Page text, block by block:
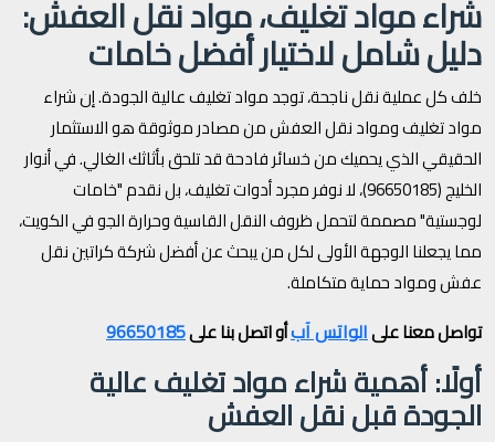
شراء مواد تغليف، مواد نقل العفش:
دليل شامل لاختيار أفضل خامات
خلف كل عملية نقل ناجحة، توجد مواد تغليف عالية الجودة. إن شراء
مواد تغليف ومواد نقل العفش من مصادر موثوقة هو الاستثمار
الحقيقي الذي يحميك من خسائر فادحة قد تلحق بأثاثك الغالي. في أنوار
الخليج (96650185)، لا نوفر مجرد أدوات تغليف، بل نقدم "خامات
لوجستية" مصممة لتحمل ظروف النقل القاسية وحرارة الجو في الكويت،
مما يجعلنا الوجهة الأولى لكل من يبحث عن أفضل شركة كراتين نقل
عفش ومواد حماية متكاملة.
تواصل معنا علىالواتس آبأو اتصل بنا على96650185
أولًا: أهمية شراء مواد تغليف عالية
الجودة قبل نقل العفش